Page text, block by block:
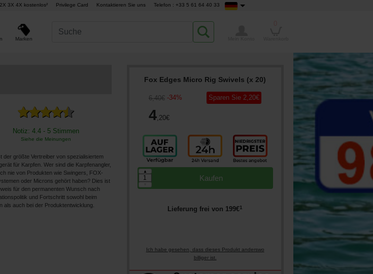
2X 3X 4X kostenlos² Privilege Card Kontaktieren Sie uns Telefon : +33 5 61 64 40 33
Marken
Notiz: 4.4 - 5 Stimmen
Siehe die Meinungen
der größte Vertreiber von spezialisiertem
für Karpfen. Wer sind die Karpfenangler,
nie von Produkten wie Swingers, FOX-
oder Microns gehört haben? Dies ist
für den permanenten Wunsch nach
und Fortschritt sowohl beim
als auch bei der Produktentwicklung.
Fox Edges Micro Rig Swivels (x 20)
6,40€ -34%
4,20€
Sparen Sie 2,20€
Kaufen
▲
Lieferung frei von 199€1
Ich habe gesehen, dass dieses Produkt anderswo
billiger ist.